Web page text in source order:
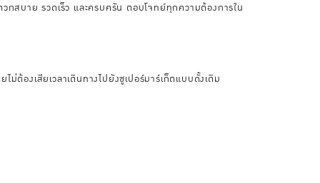
กสบาย รวดเร็ว และครบครัน ตอบโจทย์ทุกความต้องการใน
ต้องเสียเวลาเดินทางไปยังซูเปอร์มาร์เก็ตแบบดั้งเดิม